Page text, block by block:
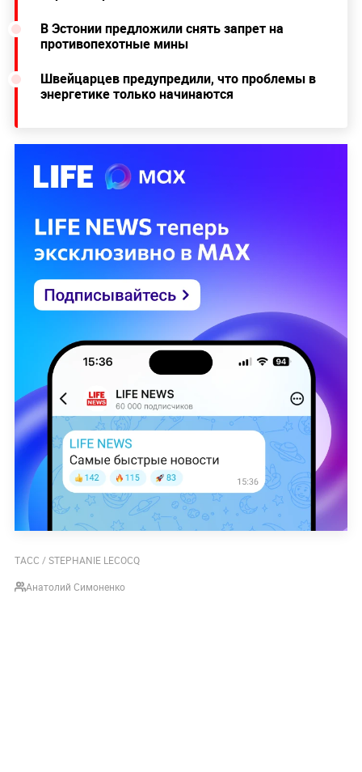
В Эстонии предложили снять запрет на
противопехотные мины
Швейцарцев предупредили, что проблемы в
энергетике только начинаются
ТАСС / STEPHANIE LECOCQ
Анатолий Симоненко